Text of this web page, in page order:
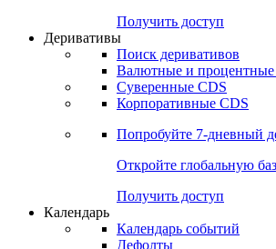
Попробуйте7-дневный
Откройте глобальную
Получить доступ
Деривативы
Валютные и
Корпоративные CDS
Попробуйте7-дневный
Откройте глобальную